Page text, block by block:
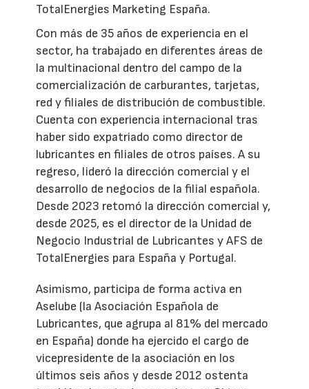
TotalEnergies Marketing España.
Con más de 35 años de experiencia en el
sector, ha trabajado en diferentes áreas de
la multinacional dentro del campo de la
comercialización de carburantes, tarjetas,
red y filiales de distribución de combustible.
Cuenta con experiencia internacional tras
haber sido expatriado como director de
lubricantes en filiales de otros países. A su
regreso, lideró la dirección comercial y el
desarrollo de negocios de la filial española.
Desde 2023 retomó la dirección comercial y,
desde 2025, es el director de la Unidad de
Negocio Industrial de Lubricantes y AFS de
TotalEnergies para España y Portugal.
Asimismo, participa de forma activa en
Aselube (la Asociación Española de
Lubricantes, que agrupa al 81% del mercado
en España) donde ha ejercido el cargo de
vicepresidente de la asociación en los
últimos seis años y desde 2012 ostenta